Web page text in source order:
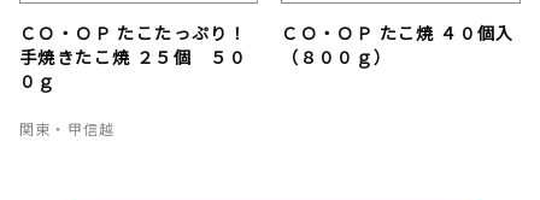
ＣＯ・ＯＰ たこたっぷり！
手焼きたこ焼 ２５個 ５０
０ｇ
関東・甲信越
ＣＯ・ＯＰ たこ焼 ４０個入
（８００ｇ）